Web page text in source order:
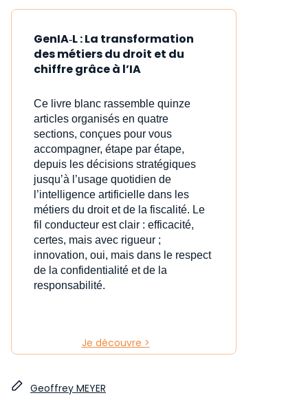
GenIA‑L : La transformation
des métiers du droit et du
chiffre grâce à l’IA
Ce livre blanc rassemble quinze
articles organisés en quatre
sections, conçues pour vous
accompagner, étape par étape,
depuis les décisions stratégiques
jusqu’à l’usage quotidien de
l’intelligence artificielle dans les
métiers du droit et de la fiscalité. Le
fil conducteur est clair : efficacité,
certes, mais avec rigueur ;
innovation, oui, mais dans le respect
de la confidentialité et de la
responsabilité.
Je découvre >
Geoffrey MEYER